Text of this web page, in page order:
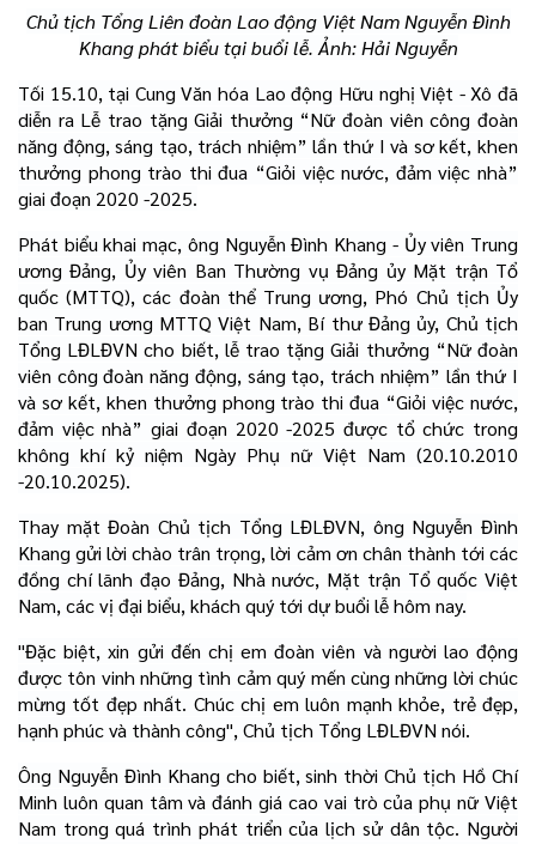
Chủ tịch Tổng Liên đoàn Lao động Việt Nam Nguyễn Đình
Khang phát biểu tại buổi lễ. Ảnh: Hải Nguyễn
Tối 15.10, tại Cung Văn hóa Lao động Hữu nghị Việt - Xô đã
diễn ra Lễ trao tặng Giải thưởng “Nữ đoàn viên công đoàn
năng động, sáng tạo, trách nhiệm” lần thứ I và sơ kết, khen
thưởng phong trào thi đua “Giỏi việc nước, đảm việc nhà”
giai đoạn 2020 -2025.
Phát biểu khai mạc, ông Nguyễn Đình Khang - Ủy viên Trung
ương Đảng, Ủy viên Ban Thường vụ Đảng ủy Mặt trận Tổ
quốc (MTTQ), các đoàn thể Trung ương, Phó Chủ tịch Ủy
ban Trung ương MTTQ Việt Nam, Bí thư Đảng ủy, Chủ tịch
Tổng LĐLĐVN cho biết, lễ trao tặng Giải thưởng “Nữ đoàn
viên công đoàn năng động, sáng tạo, trách nhiệm” lần thứ I
và sơ kết, khen thưởng phong trào thi đua “Giỏi việc nước,
đảm việc nhà” giai đoạn 2020 -2025 được tổ chức trong
không khí kỷ niệm Ngày Phụ nữ Việt Nam (20.10.2010
-20.10.2025).
Thay mặt Đoàn Chủ tịch Tổng LĐLĐVN, ông Nguyễn Đình
Khang gửi lời chào trân trọng, lời cảm ơn chân thành tới các
đồng chí lãnh đạo Đảng, Nhà nước, Mặt trận Tổ quốc Việt
Nam, các vị đại biểu, khách quý tới dự buổi lễ hôm nay.
"Đặc biệt, xin gửi đến chị em đoàn viên và người lao động
được tôn vinh những tình cảm quý mến cùng những lời chúc
mừng tốt đẹp nhất. Chúc chị em luôn mạnh khỏe, trẻ đẹp,
hạnh phúc và thành công", Chủ tịch Tổng LĐLĐVN nói.
Ông Nguyễn Đình Khang cho biết, sinh thời Chủ tịch Hồ Chí
Minh luôn quan tâm và đánh giá cao vai trò của phụ nữ Việt
Nam trong quá trình phát triển của lịch sử dân tộc. Người